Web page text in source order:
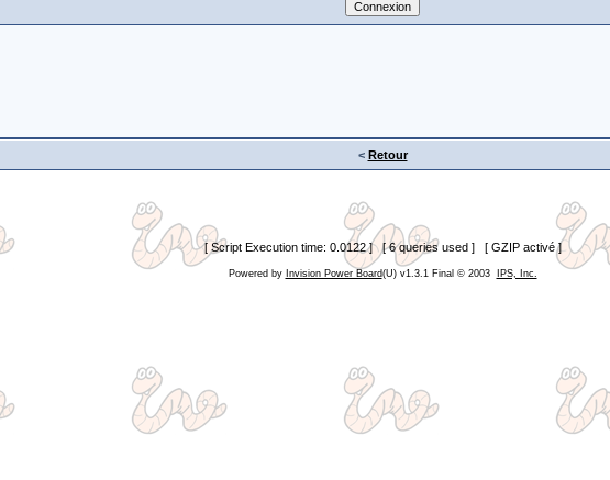
< Retour
[ Script Execution time: 0.0122 ] [ 6 queries used ] [ GZIP activé ]
Powered by Invision Power Board(U) v1.3.1 Final © 2003 IPS, Inc.